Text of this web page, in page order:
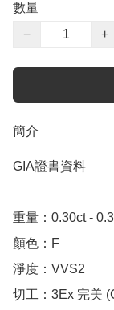
數量
−
+
簡介
GIA證書資料
重量：0.30ct -
顏色：F
淨度：VVS2
切工：3Ex 完美